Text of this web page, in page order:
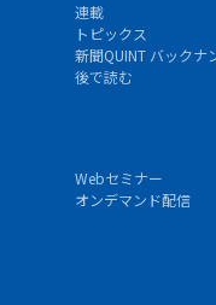
連載
トピックス
新聞QUINT バックナ
後で読む
Webセミナー
オンデマンド配信